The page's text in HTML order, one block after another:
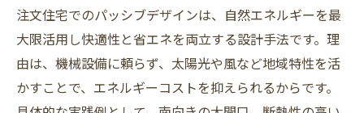
注文住宅でのパッシブデザインは、自然エネルギーを最
大限活用し快適性と省エネを両立する設計手法です。理
由は、機械設備に頼らず、太陽光や風など地域特性を活
かすことで、エネルギーコストを抑えられるからです。